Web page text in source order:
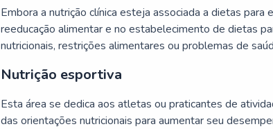
Embora a nutrição clínica esteja associada a dietas para
reeducação alimentar e no estabelecimento de dietas
nutricionais, restrições alimentares ou problemas de
Nutrição esportiva
Esta área se dedica aos atletas ou praticantes de
das orientações nutricionais para aumentar seu